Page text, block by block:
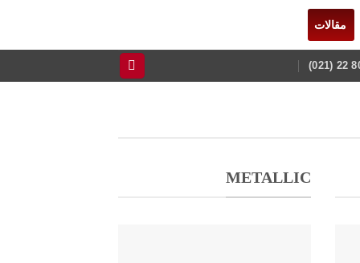
مقالات
METALLIC